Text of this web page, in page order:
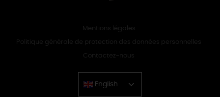
Mentions légales
Politique générale de protection des données personnelles
Contactez-nous
English